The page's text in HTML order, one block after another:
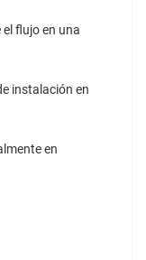
flujo en una
instalación en
en